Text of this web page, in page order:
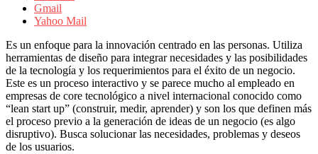
filiales
América
Latina
|
Una
mirada
estratégica
y
versátil
del
Marketing
Gmail
Yahoo Mail
Es un enfoque para la innovación centrado en las personas. Utiliza
herramientas de diseño para integrar necesidades y las posibilidades
de la tecnología y los requerimientos para el éxito de un negocio.
Este es un proceso interactivo y se parece mucho al empleado en
empresas de core tecnológico a nivel internacional conocido como
“lean start up” (construir, medir, aprender) y son los que definen más
el proceso previo a la generación de ideas de un negocio (es algo
disruptivo). Busca solucionar las necesidades, problemas y deseos
de los usuarios.